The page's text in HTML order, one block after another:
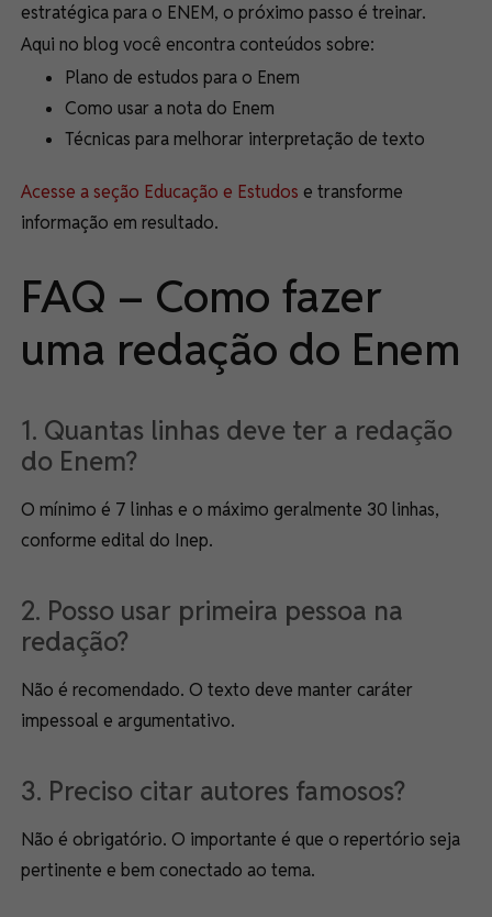
estratégica para o ENEM, o próximo passo é treinar.
Aqui no blog você encontra conteúdos sobre:
Plano de estudos para o Enem
Como usar a nota do Enem
Técnicas para melhorar interpretação de texto
Acesse a seção Educação e Estudos e transforme
informação em resultado.
FAQ – Como fazer
uma redação do Enem
1. Quantas linhas deve ter a redação
do Enem?
O mínimo é 7 linhas e o máximo geralmente 30 linhas,
conforme edital do Inep.
2. Posso usar primeira pessoa na
redação?
Não é recomendado. O texto deve manter caráter
impessoal e argumentativo.
3. Preciso citar autores famosos?
Não é obrigatório. O importante é que o repertório seja
pertinente e bem conectado ao tema.